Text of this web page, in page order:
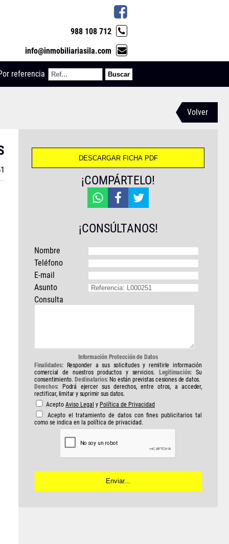
988 108 712
info@inmobiliariasila.com
referencia
Volver
¡COMPÁRTELO!
¡CONSÚLTANOS!
Nombre
Teléfono
E-mail
Asunto
Consulta
Información Protección de Datos
Finalidades:Responder a sus solicitudes y remitirle información
comercial de nuestros productos y servicios.
Legitimación: Su
consentimiento. Destinatarios: No están previstas cesiones de datos.
Derechos: Podrá ejercer sus derechos, entre otros, a acceder,
rectificar, limitar y suprimir sus datos.
Acepto Aviso Legal y Política de Privacidad
Acepto el tratamiento de datos con fines publicitarios tal
como se indica en la política de privacidad.